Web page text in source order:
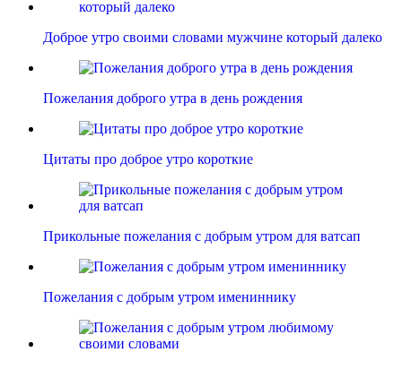
Доброе утро своими словами мужчине который далеко
Пожелания доброго утра в день рождения
Цитаты про доброе утро короткие
Прикольные пожелания с добрым утром для ватсап
Пожелания с добрым утром имениннику